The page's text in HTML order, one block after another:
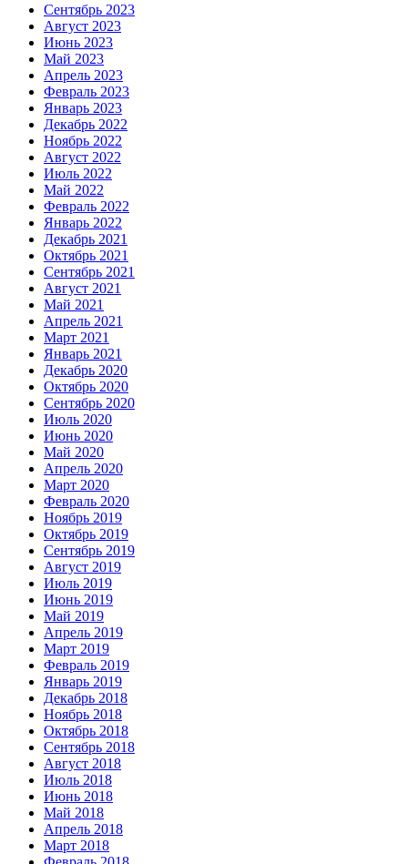
Сентябрь 2023
Август 2023
Июнь 2023
Май 2023
Апрель 2023
Февраль 2023
Январь 2023
Декабрь 2022
Ноябрь 2022
Август 2022
Июль 2022
Май 2022
Февраль 2022
Январь 2022
Декабрь 2021
Октябрь 2021
Сентябрь 2021
Август 2021
Май 2021
Апрель 2021
Март 2021
Январь 2021
Декабрь 2020
Октябрь 2020
Сентябрь 2020
Июль 2020
Июнь 2020
Май 2020
Апрель 2020
Март 2020
Февраль 2020
Ноябрь 2019
Октябрь 2019
Сентябрь 2019
Август 2019
Июль 2019
Июнь 2019
Май 2019
Апрель 2019
Март 2019
Февраль 2019
Январь 2019
Декабрь 2018
Ноябрь 2018
Октябрь 2018
Сентябрь 2018
Август 2018
Июль 2018
Июнь 2018
Май 2018
Апрель 2018
Март 2018